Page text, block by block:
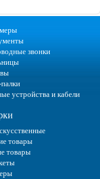
звонки
устройства и кабели
товары
товары